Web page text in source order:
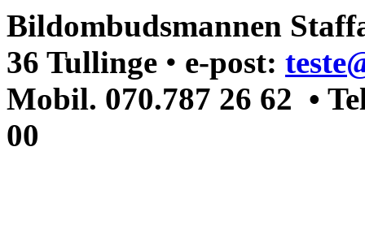
Bildombudsmannen
36 Tullinge • e-post:
Mobil. 070.787 26 62 •
00